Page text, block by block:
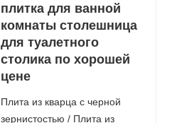
плитка для ванной
комнаты столешница
для туалетного
столика по хорошей
цене
Плита из кварца с черной
зернистостью / Плита из